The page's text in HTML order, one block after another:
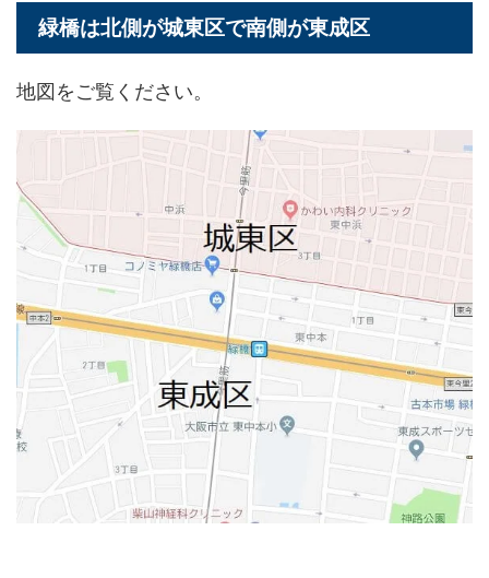
緑橋は北側が城東区で南側が東成区
地図をご覧ください。